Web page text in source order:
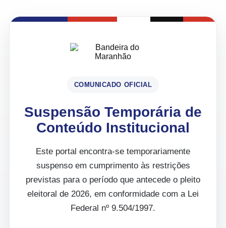
COMUNICADO OFICIAL
Suspensão Temporária de
Conteúdo Institucional
Este portal encontra-se temporariamente
suspenso em cumprimento às restrições
previstas para o período que antecede o pleito
eleitoral de 2026, em conformidade com a Lei
Federal nº 9.504/1997.